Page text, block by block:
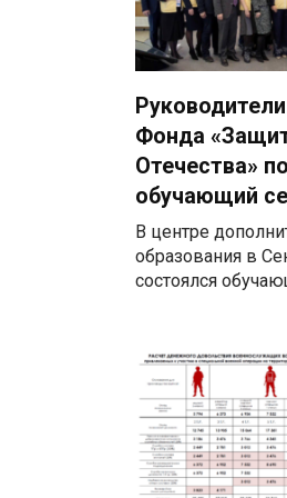
Фонда
Отечества»
обучающий
В центре
образования в
состоялся